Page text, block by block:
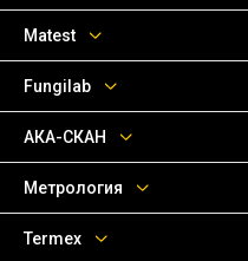
Matest
Fungilab
АКА-СКАН
Метрология
Termex